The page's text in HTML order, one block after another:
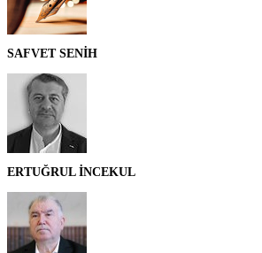
SAFVET SENİH
ERTUĞRUL İNCEKUL